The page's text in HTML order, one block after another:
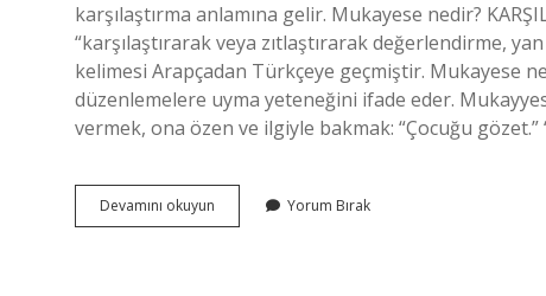
karşılaştırma anlamına gelir. Mukayese nedir?
“karşılaştırarak veya zıtlaştırarak değerlendirme,
kelimesi Arapçadan Türkçeye geçmiştir. Mukayese
düzenlemelere uyma yeteneğini ifade eder.
vermek, ona özen ve ilgiyle bakmak: “Çocuğu gözet.”
Devamını okuyun Mukayese
As
Yorum Bırak